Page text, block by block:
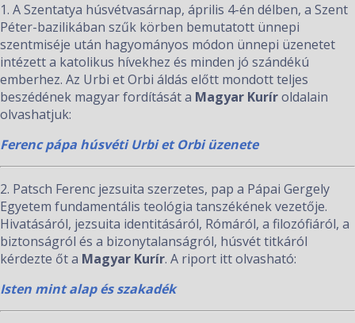
1. A Szentatya húsvétvasárnap, április 4-én délben, a Szent
Péter-bazilikában szűk körben bemutatott ünnepi
szentmiséje után hagyományos módon ünnepi üzenetet
intézett a katolikus hívekhez és minden jó szándékú
emberhez. Az Urbi et Orbi áldás előtt mondott teljes
beszédének magyar fordítását a Magyar Kuríroldalain
olvashatjuk:
Ferenc pápa húsvéti Urbi et Orbi üzenete
2. Patsch Ferenc jezsuita szerzetes, pap a Pápai Gergely
Egyetem fundamentális teológia tanszékének vezetője.
Hivatásáról, jezsuita identitásáról, Rómáról, a filozófiáról, a
biztonságról és a bizonytalanságról, húsvét titkáról
kérdezte őt a Magyar Kurír. A riport itt olvasható:
Isten mint alap és szakadék